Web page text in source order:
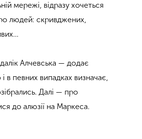
мережі, відразу хочеться
людей: скривджених,
Алчевська — додає
в певних випадках визначає,
Далі — про
до алюзії на Маркеса.